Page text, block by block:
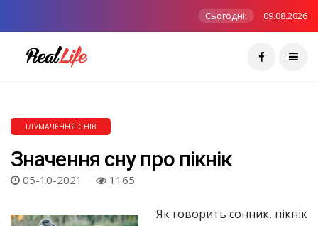
Сьогодні: 09.08.2026
ТЛУМАЧЕННЯ СНІВ
Значення сну про пікнік
05-10-2021 1165
Як говорить сонник, пікнік